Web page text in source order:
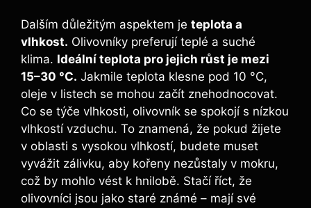
Dalším důležitým aspektem je teplota a
vlhkost. Olivovníky preferují teplé a suché
klima. Ideální teplota pro jejich růst je mezi
15–30 °C. Jakmile teplota klesne pod 10 °C,
oleje v listech se mohou začít znehodnocovat.
Co se týče vlhkosti, olivovník se spokojí s nízkou
vlhkostí vzduchu. To znamená, že pokud žijete
v oblasti s vysokou vlhkostí, budete muset
vyvážit zálivku, aby kořeny nezůstaly v mokru,
což by mohlo vést k hnilobě. Stačí říct, že
olivovníci jsou jako staré známé – mají své